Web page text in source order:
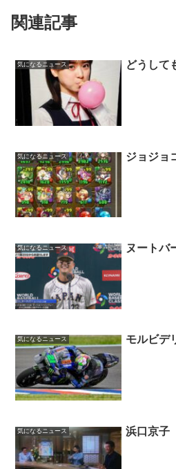
関連記事
気になるニュース どうして
気になるニュース ジョジョ
気になるニュース ヌートバ
気になるニュース モルビデ
気になるニュース 浜口京子